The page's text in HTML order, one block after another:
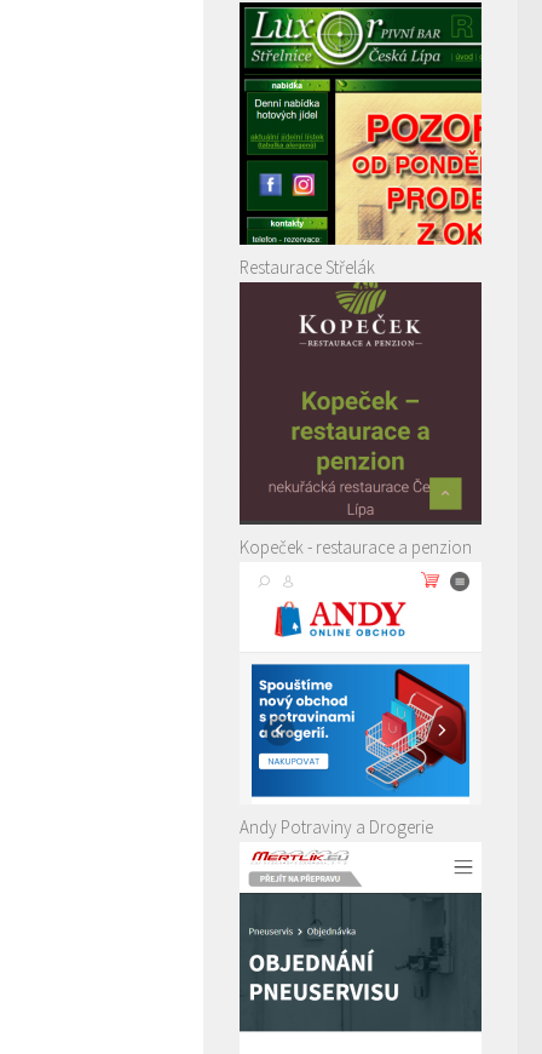
Restaurace Střelák
Kopeček - restaurace a penzion
Andy Potraviny a Drogerie